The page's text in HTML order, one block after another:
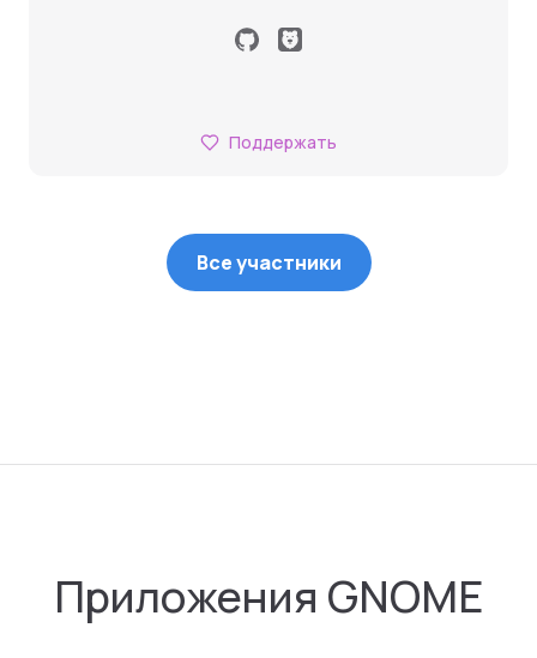
Поддержать
Все участники
Приложения GNOME